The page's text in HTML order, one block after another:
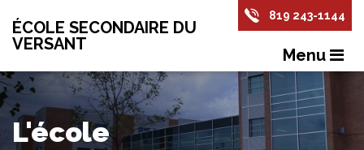
ÉCOLE SECONDAIRE DU
VERSANT
819 243-1144
Menu
L'école